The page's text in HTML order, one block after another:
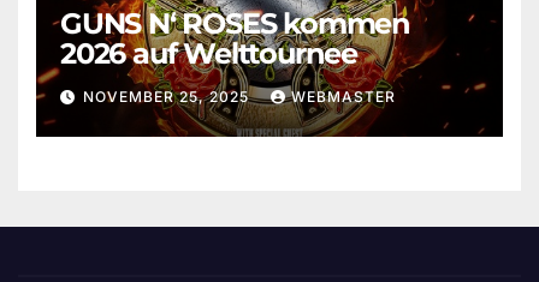
GUNS N‘ ROSES kommen
2026 auf Welttournee
NOVEMBER 25, 2025 WEBMASTER